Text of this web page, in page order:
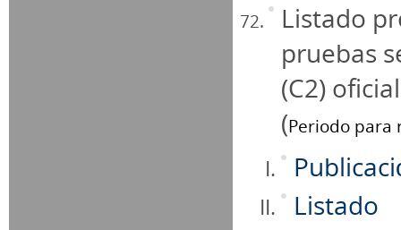
Listado
pruebas
(C2)
(Periodo para
Listado